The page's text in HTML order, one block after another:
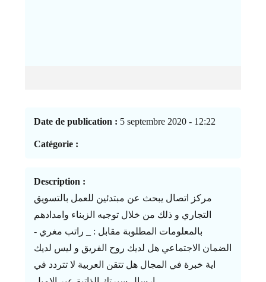
Date de publication : 5 septembre 2020 - 12:22
Catégorie :
Description :
مركز اتصال يبحث عن مبتدئين للعمل بالتسويق
التجاري و ذلك من خلال توجيه الزبناء وامدادهم
بالمعلومات المطلوبة مقابل : _ راتب مغري -
الضمان الاجتماعي هل لديك روح الفريق و ليس لديك
اية خبرة في المجال هل تتقن العربية لا تتردد في